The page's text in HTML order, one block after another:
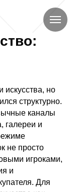
искусства, но
структурно.
каналы
галереи и
не просто
игроками,
и
Для